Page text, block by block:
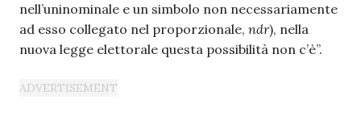
nell’uninominale e un simbolo non necessariamente
ad esso collegato nel proporzionale, ndr), nella
nuova legge elettorale questa possibilità non c’è”.